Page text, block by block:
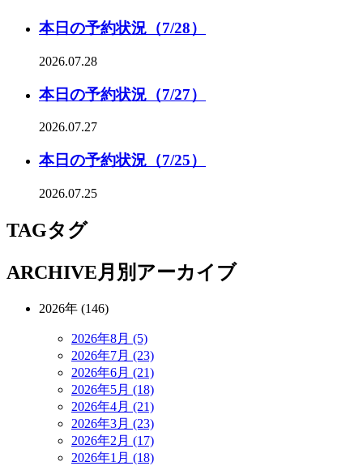
本日の予約状況（7/28）
2026.07.28
本日の予約状況（7/27）
2026.07.27
本日の予約状況（7/25）
2026.07.25
TAGタグ
ARCHIVE月別アーカイブ
2026年 (146)
2026年8月 (5)
2026年7月 (23)
2026年6月 (21)
2026年5月 (18)
2026年4月 (21)
2026年3月 (23)
2026年2月 (17)
2026年1月 (18)